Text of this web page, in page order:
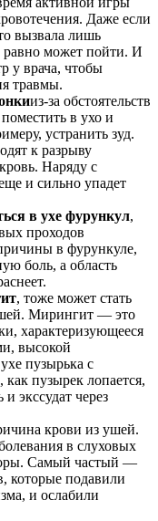
Даже если
вызвала лишь
равно может пойти. И
у врача, чтобы
травмы.
из-за обстоятельств
в ухо и
устранить зуд.
к разрыву
Наряду с
и сильно упадет
в ухе фурункул,
проходов
в фурункуле,
боль, а область
, тоже может стать
Мирингит — это
характеризующееся
высокой
пузырька с
пузырек лопается,
экссудат через
крови из ушей.
в слуховых
Самый частый —
которые подавили
и ослабили